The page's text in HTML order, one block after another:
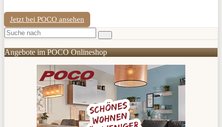
Jetzt bei POCO ansehen
Angebote im POCO Onlineshop